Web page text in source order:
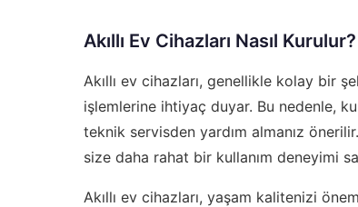
Akıllı Ev Cihazları Nasıl Kurulur?
Akıllı ev cihazları, genellikle kolay bir
işlemlerine ihtiyaç duyar. Bu nedenle,
teknik servisden yardım almanız
size daha rahat bir kullanım deneyimi
Akıllı ev cihazları, yaşam kalitenizi